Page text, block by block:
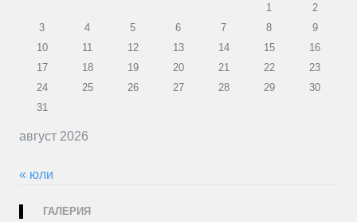
август 2026
1
2
3
4 5 6 7 8
9
10
11 12 13 14 15
16
17
18 19 20 21 22
23
24
25 26 27 28 29
30
31
« юли
ГАЛЕРИЯ